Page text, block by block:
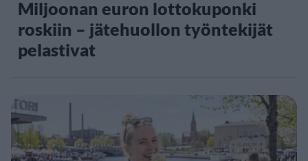
Miljoonan euron lottokuponki
roskiin – jätehuollon työntekijät
pelastivat